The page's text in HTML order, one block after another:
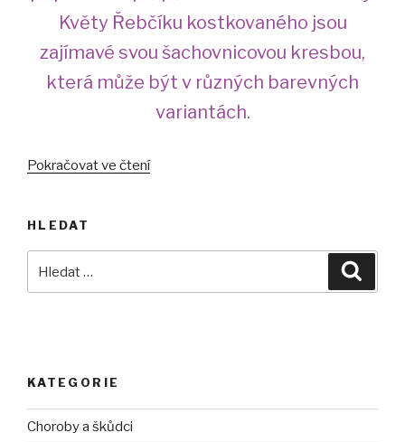
Květy Řebčíku kostkovaného jsou
zajímavé svou šachovnicovou kresbou,
která může být v různých barevných
variantách.
Pokračovat ve čtení„Řebčík
HLEDAT
KATEGORIE
Choroby a škůdci